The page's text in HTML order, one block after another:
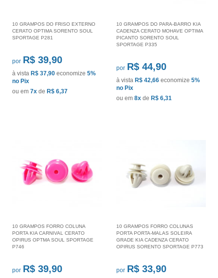
10 GRAMPOS DO FRISO EXTERNO
CERATO OPTIMA SORENTO SOUL
SPORTAGE P281
por R$ 39,90
à vista R$ 37,90 economize 5%
no Pix
ou em 7x de R$ 6,37
10 GRAMPOS DO PARA-BARRO KIA
CADENZA CERATO MOHAVE OPTIMA
PICANTO SORENTO SOUL
SPORTAGE P335
por R$ 44,90
à vista R$ 42,66 economize 5%
no Pix
ou em 8x de R$ 6,31
10 GRAMPOS FORRO COLUNA
PORTA KIA CARNIVAL CERATO
OPIRUS OPTMA SOUL SPORTAGE
P746
por R$ 39,90
10 GRAMPOS FORRO COLUNAS
PORTA PORTA-MALAS SOLEIRA
GRADE KIA CADENZA CERATO
OPIRUS SORENTO SPORTAGE P773
por R$ 33,90